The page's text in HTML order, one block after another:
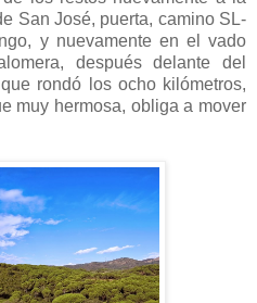
San José, puerta, camino SL-
y nuevamente en el vado
después delante del
rondó los ocho kilómetros,
muy hermosa, obliga a mover